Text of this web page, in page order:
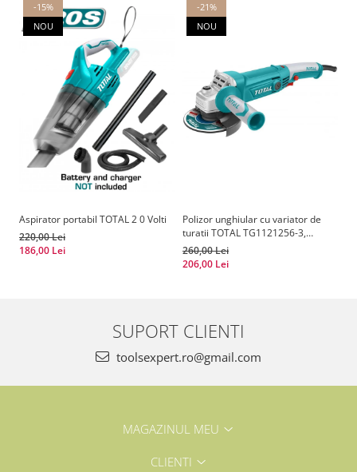
-15%
NOU
Aspirator portabil TOTAL 2 0 Volti
220,00 Lei
186,00 Lei
-21%
NOU
Polizor unghiular cu variator de
turatii TOTAL TG1121256-3,
1010W, 125mm
260,00 Lei
206,00 Lei
SUPORT CLIENTI
toolsexpert.ro@gmail.com
MAGAZINUL MEU
CLIENTI